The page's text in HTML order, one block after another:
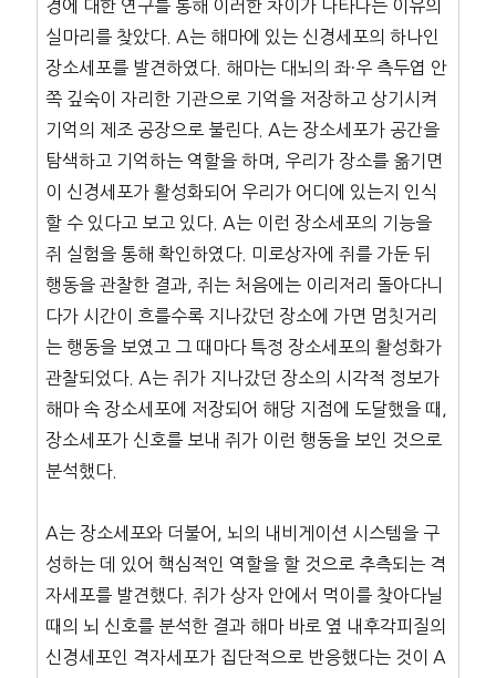
경에 대한 연구를 통해 이러한 차이가 나타나는 이유의
실마리를 찾았다. A는 해마에 있는 신경세포의 하나인
장소세포를 발견하였다. 해마는 대뇌의 좌·우 측두엽 안
쪽 깊숙이 자리한 기관으로 기억을 저장하고 상기시켜
기억의 제조 공장으로 불린다. A는 장소세포가 공간을
탐색하고 기억하는 역할을 하며, 우리가 장소를 옮기면
이 신경세포가 활성화되어 우리가 어디에 있는지 인식
할 수 있다고 보고 있다. A는 이런 장소세포의 기능을
쥐 실험을 통해 확인하였다. 미로상자에 쥐를 가둔 뒤
행동을 관찰한 결과, 쥐는 처음에는 이리저리 돌아다니
다가 시간이 흐를수록 지나갔던 장소에 가면 멈칫거리
는 행동을 보였고 그 때마다 특정 장소세포의 활성화가
관찰되었다. A는 쥐가 지나갔던 장소의 시각적 정보가
해마 속 장소세포에 저장되어 해당 지점에 도달했을 때,
장소세포가 신호를 보내 쥐가 이런 행동을 보인 것으로
분석했다.
A는 장소세포와 더불어, 뇌의 내비게이션 시스템을 구
성하는 데 있어 핵심적인 역할을 할 것으로 추측되는 격
자세포를 발견했다. 쥐가 상자 안에서 먹이를 찾아다닐
때의 뇌 신호를 분석한 결과 해마 바로 옆 내후각피질의
신경세포인 격자세포가 집단적으로 반응했다는 것이 A